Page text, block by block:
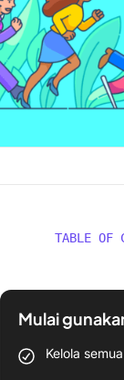
TABLE OF
Mulai
Kelola